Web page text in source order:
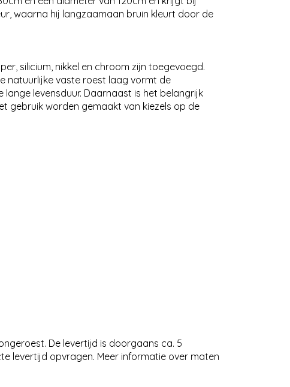
waarna hij langzaamaan bruin kleurt door de
silicium, nikkel en chroom zijn toegevoegd.
natuurlijke vaste roest laag vormt de
levensduur. Daarnaast is het belangrijk
gebruik worden gemaakt van kiezels op de
De levertijd is doorgaans ca. 5
levertijd opvragen. Meer informatie over maten